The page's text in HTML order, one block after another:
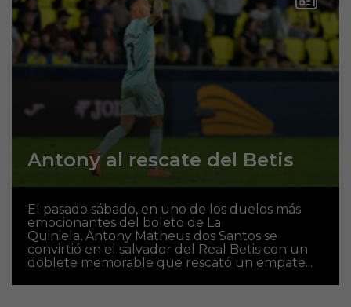
Antony al rescate del Betis
El pasado sábado, en uno de los duelos más
emocionantes del boleto de La
Quiniela, Antony Matheus dos Santos se
convirtió en el salvador del Real Betis con un
doblete memorable que rescató un empate...